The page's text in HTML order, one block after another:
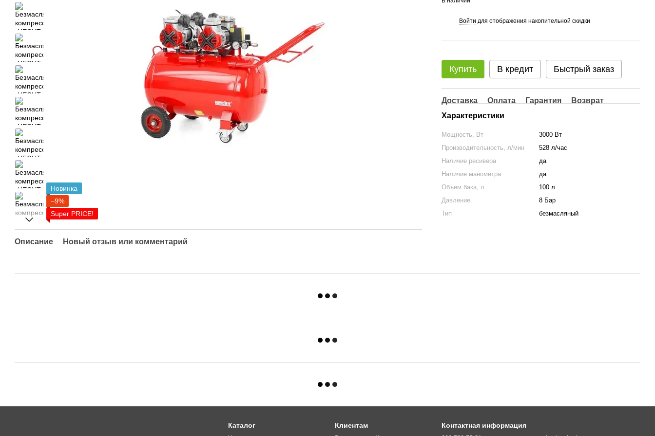
Новинка
−9%
Super PRICE!
Описание Новый отзыв или комментарий
Войти для отображения накопительной скидки
Купить В кредит Быстрый заказ
Доставка Оплата Гарантия
Возврат
Характеристики
Мощность, Вт
3000 Вт
Производительность, л/мин
528 л/час
Наличие ресивера
да
Наличие манометра
да
Объем бака, л
100 л
Давление
8 Бар
Тип
безмасляный
Каталог Клиентам Контактная информация